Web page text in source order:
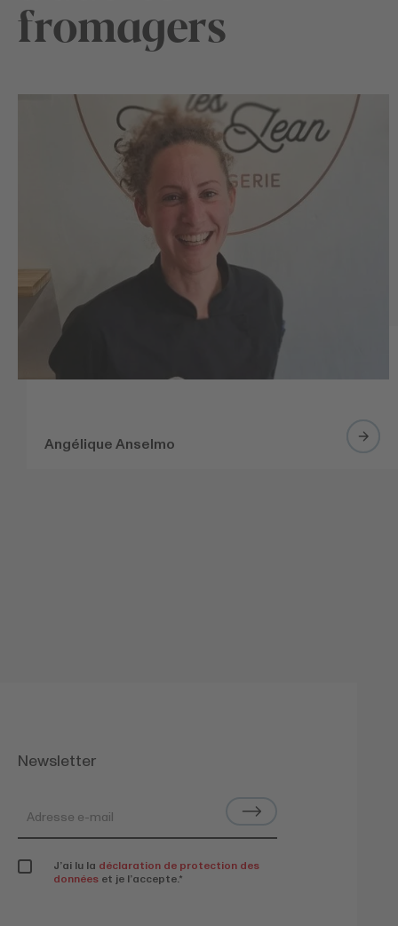
fromagers
Angélique Anselmo
Newsletter
J’ai lu la déclaration de protection des
données et je l’accepte.*